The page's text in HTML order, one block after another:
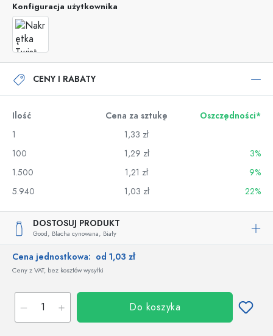
Konfiguracja użytkownika
CENY I RABATY
Ilość Cena za sztukę
Oszczędności*
1
1,33 zł
100
1,29 zł
3%
1.500
1,21 zł
9%
5.940
1,03 zł 22%
DOSTOSUJ PRODUKT
Good, Blacha cynowana, Biały
Cena jednostkowa: od 1,03 zł
Ceny z VAT, bez kosztów wysyłki
Do koszyka